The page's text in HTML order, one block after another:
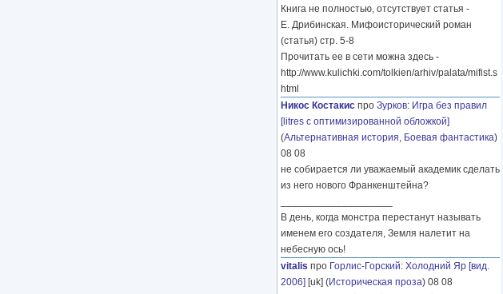
Книга не полностью, отсутствует статья -
Е. Дрибинская. Мифоисторический роман
(статья) стр. 5-8
Прочитать ее в сети можна здесь -
http://www.kulichki.com/tolkien/arhiv/palata/mifist.s
html
Никос Костакис про Зурков: Игра без правил
[litres с оптимизированной обложкой]
(Альтернативная история, Боевая фантастика)
08 08
не собирается ли уважаемый академик сделать
из него нового Франкенштейна?
В день, когда монстра перестанут называть
именем его создателя, Земля налетит на
небесную ось!
vitalis про Горлис-Горский: Холодний Яр [вид.
2006] [uk] (Историческая проза) 08 08